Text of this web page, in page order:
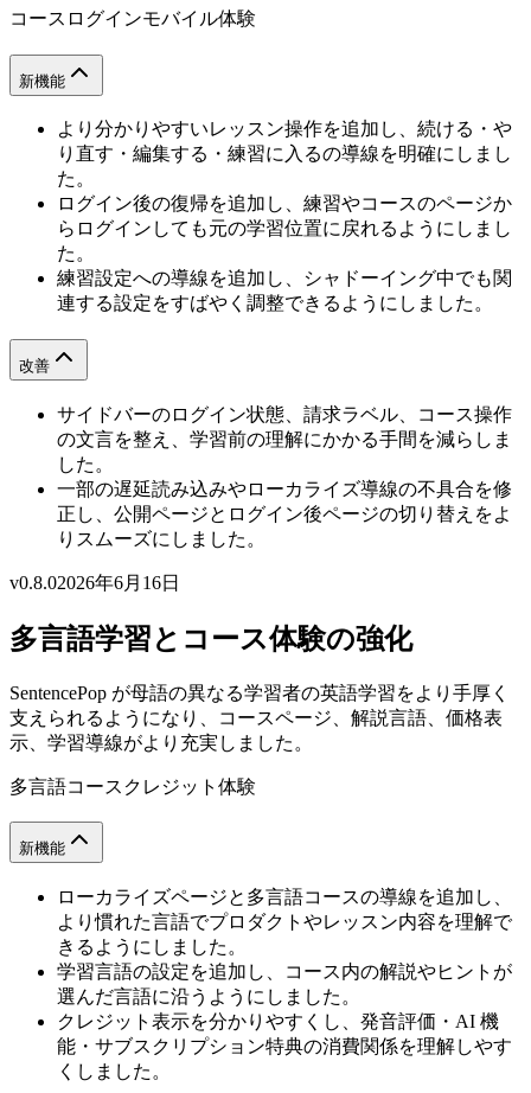
コース ログインモバイル体験
新機能
より分かりやすいレッスン操作を追加し、続ける・や
り直す・編集する・練習に入るの導線を明確にしまし
た。
ログイン後の復帰を追加し、練習やコースのページか
らログインしても元の学習位置に戻れるようにしまし
た。
練習設定への導線を追加し、シャドーイング中でも関
連する設定をすばやく調整できるようにしました。
改善
サイドバーのログイン状態、請求ラベル、コース操作
の文言を整え、学習前の理解にかかる手間を減らしま
した。
一部の遅延読み込みやローカライズ導線の不具合を修
正し、公開ページとログイン後ページの切り替えをよ
りスムーズにしました。
v0.8.02026年6月16日
多言語学習とコース体験の強化
SentencePop が母語の異なる学習者の英語学習をより手厚く
支えられるようになり、コースページ、解説言語、価格表
示、学習導線がより充実しました。
多言語コース クレジット 体験
新機能
ローカライズページと多言語コースの導線を追加し、
より慣れた言語でプロダクトやレッスン内容を理解で
きるようにしました。
学習言語の設定を追加し、コース内の解説やヒントが
選んだ言語に沿うようにしました。
クレジット表示を分かりやすくし、発音評価・AI 機
能・サブスクリプション特典の消費関係を理解しやす
くしました。